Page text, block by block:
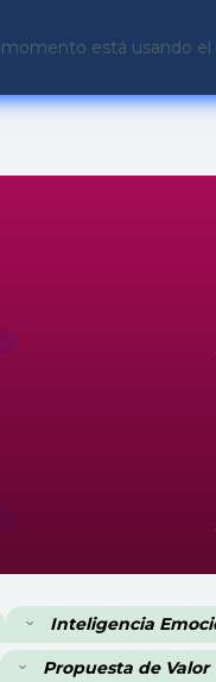
está usando el
Inteligencia
Propuesta de Valor